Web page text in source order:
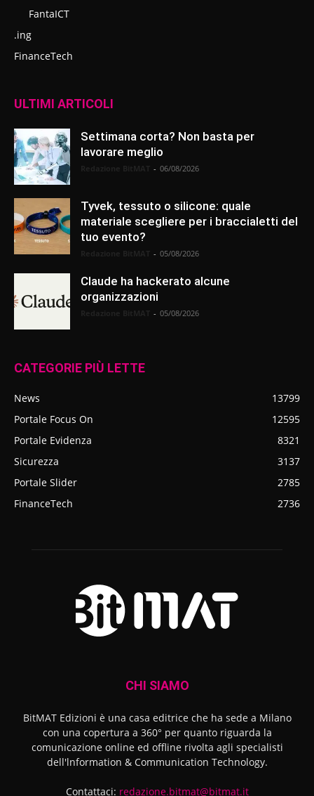
FantaICT
.ing
FinanceTech
ULTIMI ARTICOLI
Settimana corta? Non basta per
lavorare meglio
- 06/08/2026
Tyvek, tessuto o silicone: quale
materiale scegliere per i braccialetti del
tuo evento?
- 05/08/2026
Claude ha hackerato alcune
organizzazioni
- 05/08/2026
CATEGORIE PIÙ LETTE
News
13799
Portale Focus On
12595
Portale Evidenza
8321
Sicurezza
3137
Portale Slider
2785
FinanceTech
2736
CHI SIAMO
BitMAT Edizioni è una casa editrice che ha sede a Milano
con una copertura a 360° per quanto riguarda la
comunicazione online ed offline rivolta agli specialisti
dell'lnformation & Communication Technology.
Contattaci: redazione.bitmat@bitmat.it